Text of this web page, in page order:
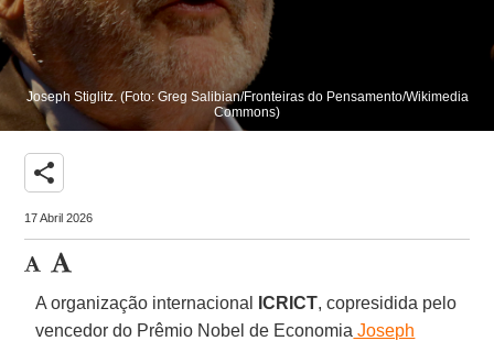
Joseph Stiglitz. (Foto: Greg Salibian/Fronteiras do Pensamento/Wikimedia
Commons)
share
17 Abril 2026
A organização internacional ICRICT, copresidida pelo
vencedor do Prêmio Nobel de Economia Joseph